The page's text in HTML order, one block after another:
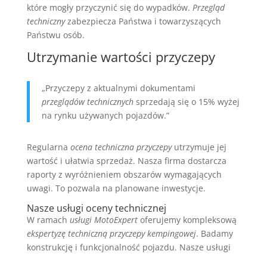
które mogły przyczynić się do wypadków. Przegląd
technicznyzabezpiecza Państwa i towarzyszących
Państwu osób.
Utrzymanie wartości przyczepy
„Przyczepy z aktualnymi dokumentami
przeglądów technicznychsprzedają się o 15% wyżej
na rynku używanych pojazdów.”
Regularna ocena techniczna przyczepyutrzymuje jej
wartość i ułatwia sprzedaż. Nasza firma dostarcza
raporty z wyróżnieniem obszarów wymagających
uwagi. To pozwala na planowane inwestycje.
Nasze usługi oceny technicznej
W ramach usługi MotoExpertoferujemy kompleksową
ekspertyzę techniczną przyczepy kempingowej. Badamy
konstrukcję i funkcjonalność pojazdu. Nasze usługi